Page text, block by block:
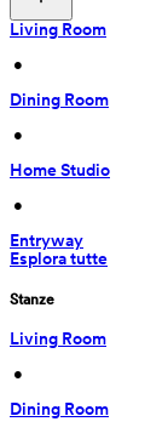
Living Room
•
Dining Room
•
Home Studio
•
Entryway
Esplora tutte
Stanze
Living Room
•
Dining Room